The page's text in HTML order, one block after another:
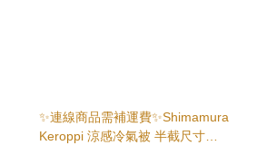
✨連線商品需補運費✨Shimamura
Keroppi 涼感冷氣被 半截尺寸